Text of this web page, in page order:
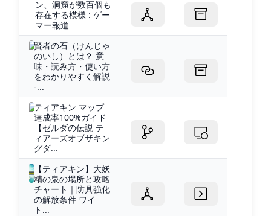
ン、洞窟が数百個も
存在する模様 : ゲー
マー報道
賢者の石（けんじゃ
のいし）とは？ 意
味・読み方・使い方
をわかりやすく解説
-...
ティアキン マップ
達成率100%ガイド
【ゼルダの伝説 テ
ィアーズオブザキン
グダ...
【ティアキン】大妖
精の泉の場所と攻略
チャート｜防具強化
の解放条件 ワイ
ト...